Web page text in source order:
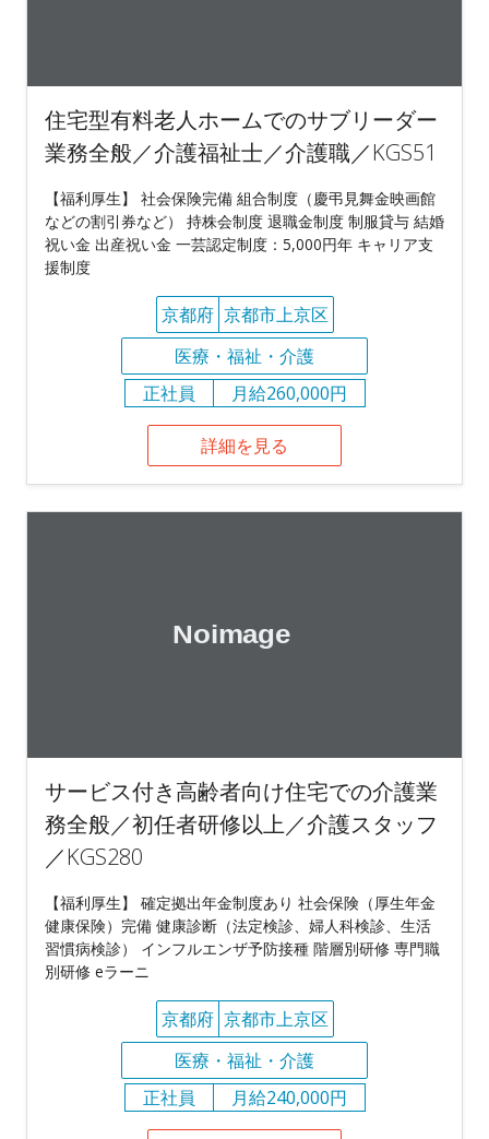
住宅型有料老人ホームでのサブリーダー
業務全般／介護福祉士／介護職／KGS51
【福利厚生】 社会保険完備 組合制度（慶弔見舞金映画館
などの割引券など） 持株会制度 退職金制度 制服貸与 結婚
祝い金 出産祝い金 一芸認定制度：5,000円年 キャリア支
援制度
京都府 京都市上京区
医療・福祉・介護
正社員
月給260,000円
詳細を見る
サービス付き高齢者向け住宅での介護業
務全般／初任者研修以上／介護スタッフ
／KGS280
【福利厚生】 確定拠出年金制度あり 社会保険（厚生年金
健康保険）完備 健康診断（法定検診、婦人科検診、生活
習慣病検診） インフルエンザ予防接種 階層別研修 専門職
別研修 eラーニ
京都府 京都市上京区
医療・福祉・介護
正社員
月給240,000円